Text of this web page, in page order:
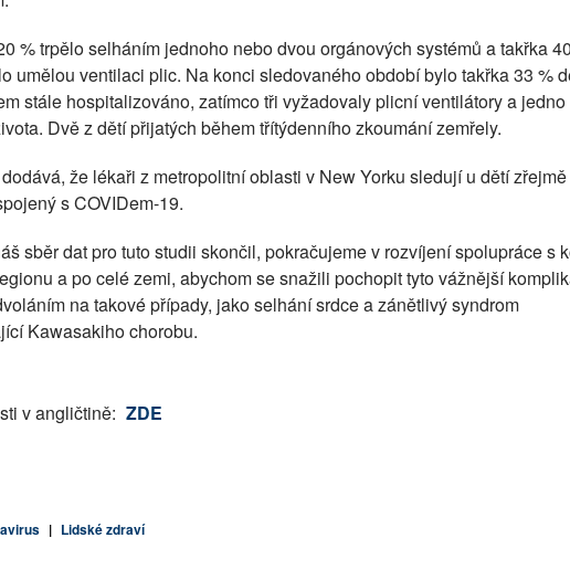
% trpělo selháním jednoho nebo dvou orgánových systémů a takřka
umělou ventilaci plic. Na konci sledovaného období bylo takřka 33 %
stále hospitalizováno, zatímco tři vyžadovaly plicní ventilátory a jedno
Dvě z dětí přijatých během třítýdenního zkoumání zemřely.
že lékaři z metropolitní oblasti v New Yorku sledují u dětí
s COVIDem-19.
sběr dat pro tuto studii skončil, pokračujeme v rozvíjení spolupráce s
a po celé zemi, abychom se snažili pochopit tyto vážnější
na takové případy, jako selhání srdce a zánětlivý syndrom
Kawasakiho chorobu.
v angličtině: ZDE
| Lidské zdraví